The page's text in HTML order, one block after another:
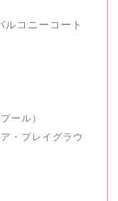
コニーコート
ール）
・プレイグラウ